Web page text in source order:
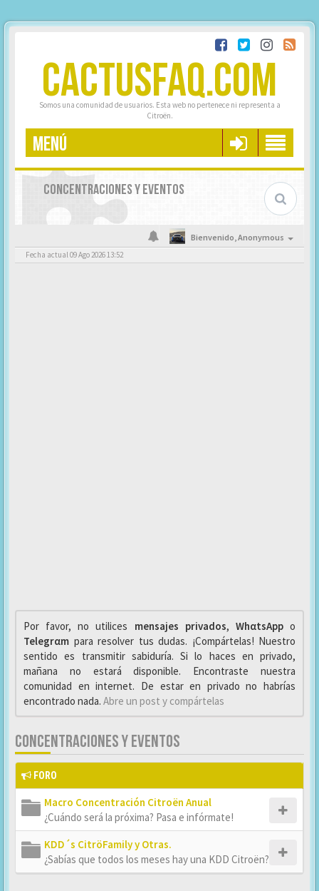
CACTUSFAQ.COM
Somos una comunidad de usuarios. Esta web no pertenece ni representa a
Citroën.
MENÚ
CONCENTRACIONES Y EVENTOS
Bienvenido,Anonymous
Fecha actual 09 Ago 2026 13:52
Por favor, no utilices mensajes privados, WhαtsAppo
Telegrαm para resolver tus dudas. ¡Compártelas! Nuestro
sentido es transmitir sabiduría. Si lo haces en privado,
mañana no estará disponible. Encontraste nuestra
comunidad en internet. De estar en privado no habrías
encontrado nada. Abre un post y compártelas
CONCENTRACIONES Y EVENTOS
FORO
Macro Concentración Citroën Anual
¿Cuándo será la próxima? Pasa e infórmate!
KDD´s CitröFamily y Otras.
¿Sabías que todos los meses hay una KDD Citroën?